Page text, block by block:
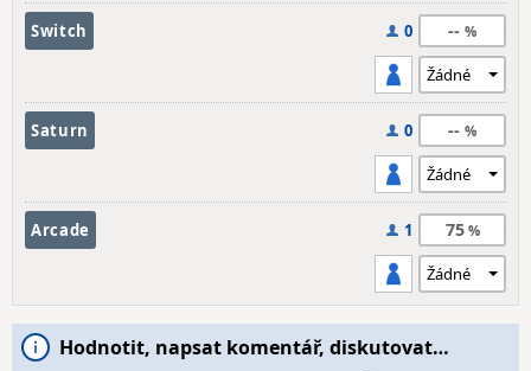
Switch 0 --
Saturn 0 --
Arcade 1 75
Hodnotit, napsat komentář, diskutovat…